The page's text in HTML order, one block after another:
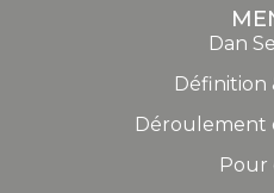
Dan
Définition
Déroulement
Pour